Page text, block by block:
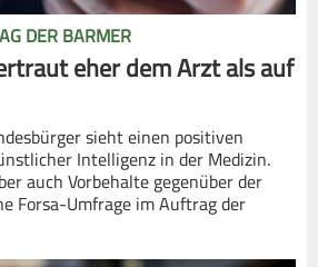
DER BARMER
eher dem Arzt als auf
sieht einen positiven
Intelligenz in der Medizin.
auch Vorbehalte gegenüber der
Forsa-Umfrage im Auftrag der